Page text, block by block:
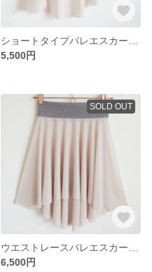
5,500円
SOLD OUT
6,500円